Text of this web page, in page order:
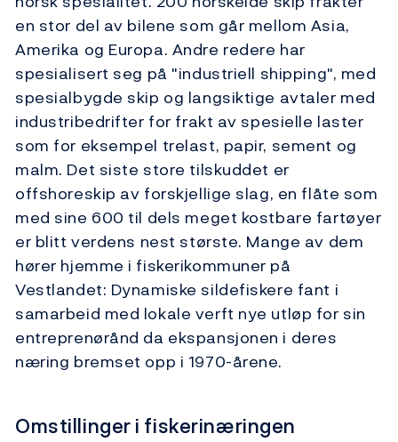
en stor del av bilene som går mellom Asia,
Amerika og Europa. Andre redere har
spesialisert seg på "industriell shipping", med
spesialbygde skip og langsiktige avtaler med
industribedrifter for frakt av spesielle laster
som for eksempel trelast, papir, sement og
malm. Det siste store tilskuddet er
offshoreskip av forskjellige slag, en flåte som
med sine 600 til dels meget kostbare fartøyer
er blitt verdens nest største. Mange av dem
hører hjemme i fiskerikommuner på
Vestlandet: Dynamiske sildefiskere fant i
samarbeid med lokale verft nye utløp for sin
entreprenørånd da ekspansjonen i deres
næring bremset opp i 1970-årene.
Omstillinger i fiskerinæringen